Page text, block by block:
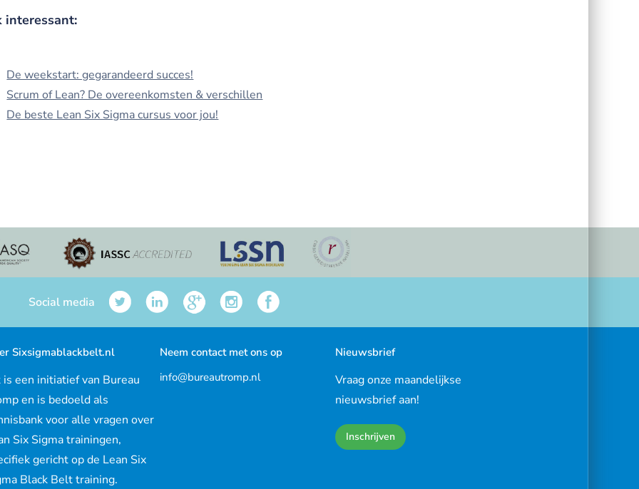
interessant:
De weekstart: gegarandeerd succes!
Scrum of Lean? De overeenkomsten & verschillen
De beste Lean Six Sigma cursus voor jou!
Social media
Sixsigmablackbelt.nl
een initiatief van Bureau
en is bedoeld als
voor alle vragen over
Six Sigma trainingen,
gericht op de Lean Six
Black Belt training.
Neem contact met ons op
info@bureautromp.nl
Nieuwsbrief
Vraag onze maandelijkse
nieuwsbrief aan!
Inschrijven